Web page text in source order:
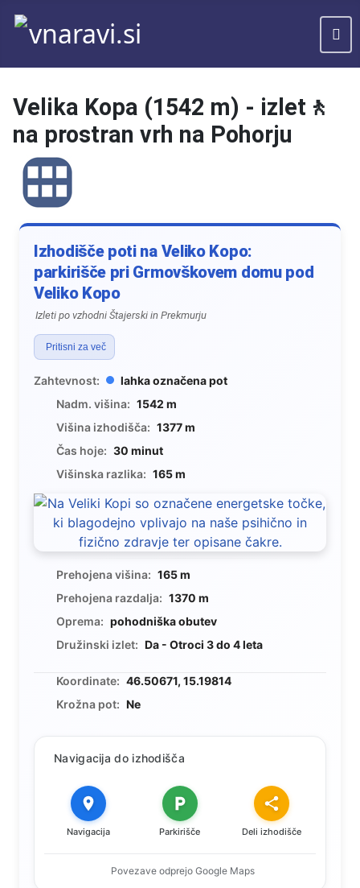
Velika Kopa (1542 m) - izlet🚶
na prostran vrh na Pohorju
Izhodišče poti na Veliko Kopo:
parkirišče pri Grmovškovem domu pod
Veliko Kopo
Izleti po vzhodni Štajerski in Prekmurju
Pritisni za več
Zahtevnost:
lahka označena pot
Nadm. višina: 1542 m
Višina izhodišča: 1377 m
Čas hoje: 30 minut
Višinska razlika: 165 m
Prehojena višina: 165 m
Prehojena razdalja: 1370 m
Oprema: pohodniška obutev
Družinski izlet: Da - Otroci 3 do 4 leta
Koordinate: 46.50671, 15.19814
Krožna pot: Ne
Navigacija do izhodišča
Navigacija Parkirišče Deli izhodišče
Povezave odprejo Google Maps